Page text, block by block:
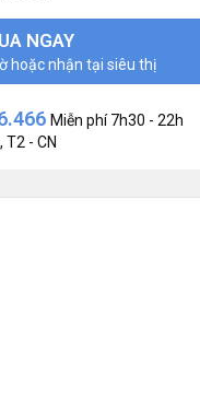
NGAY
hoặc nhận tại siêu thị
Miễn phí 7h30 - 22h
T2 - CN